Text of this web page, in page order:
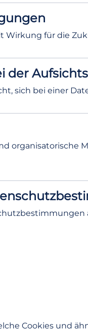
Wirkung für die
der
sich bei einer
organisatorische
Cookies und